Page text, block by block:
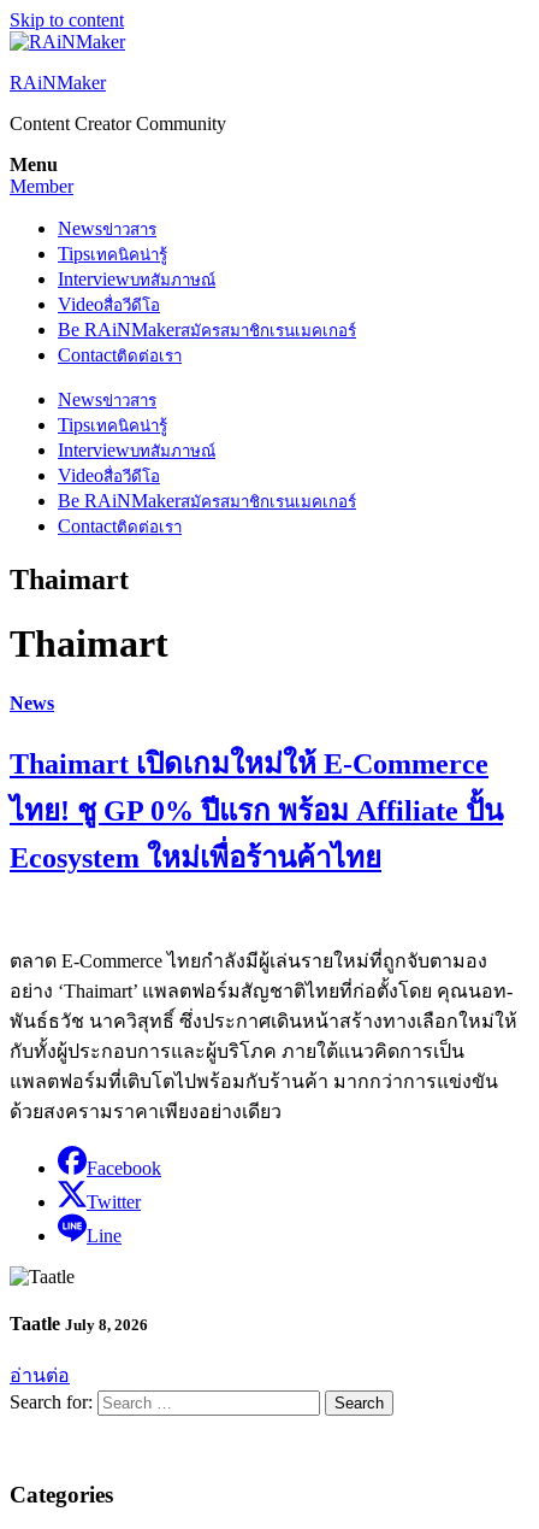
Skip to content
RAiNMaker
Content Creator Community
Menu
Member
Newsข่าวสาร
Tipsเทคนิคน่ารู้
Interviewบทสัมภาษณ์
Videoสื่อวีดีโอ
Be RAiNMakerสมัครสมาชิกเรนเมคเกอร์
Contactติดต่อเรา
Newsข่าวสาร
Tipsเทคนิคน่ารู้
Interviewบทสัมภาษณ์
Videoสื่อวีดีโอ
Be RAiNMakerสมัครสมาชิกเรนเมคเกอร์
Contactติดต่อเรา
Thaimart
Thaimart
News
Thaimart เปิดเกมใหม่ให้ E-Commerce
ไทย! ชู GP 0% ปีแรก พร้อม Affiliate ปั้น
Ecosystem ใหม่เพื่อร้านค้าไทย
ตลาด E-Commerce ไทยกำลังมีผู้เล่นรายใหม่ที่ถูกจับตามอง
อย่าง ‘Thaimart’ แพลตฟอร์มสัญชาติไทยที่ก่อตั้งโดย คุณนอท-
พันธ์ธวัช นาควิสุทธิ์ ซึ่งประกาศเดินหน้าสร้างทางเลือกใหม่ให้
กับทั้งผู้ประกอบการและผู้บริโภค ภายใต้แนวคิดการเป็น
แพลตฟอร์มที่เติบโตไปพร้อมกับร้านค้า มากกว่าการแข่งขัน
ด้วยสงครามราคาเพียงอย่างเดียว
Facebook
Twitter
Line
Taatle July 8, 2026
อ่านต่อ
Search for:
Categories